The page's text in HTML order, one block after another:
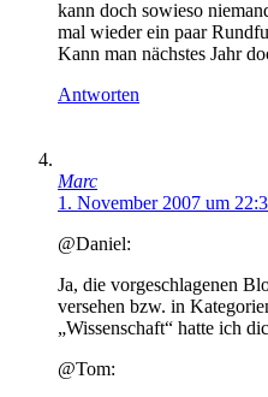
kann doch sowieso
mal wieder ein paar
Kann man nächstes Jahr
Antworten
Marc
1. November 2007 um
@Daniel:
Ja, die vorgeschlagenen
versehen bzw. in
„Wissenschaft“ hatte ich
@Tom: